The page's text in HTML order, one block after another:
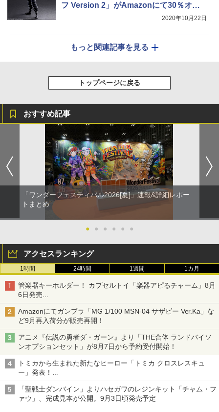
フ Version 2」がAmazonにて30％オフ
2020年10月22日
もっと関連記事を見る
トップページに戻る
おすすめ記事
「ワンダーフェスティバル2026[夏]」速報&詳細レポー
トまとめ
● ● ● ● ● ●
アクセスランキング
1時間 24時間 1週間 1カ月
管楽器キーホルダー！ カプセルトイ「楽器アピるチャーム」8月
6日発売
チューバ、テナサクなど5種各3色
Amazonにてガンプラ「MG 1/100 MSN-04 サザビー Ver.Ka」な
ど9月再入荷分が販売再開！
アニメ『伝説の勇者ダ・ガーン』より「THE合体 ランドバイソ
ンオプションセット」が8月7日から予約受付開始！
トミカから生まれた新たなヒーロー「トミカ クロスレスキュ
ー」発表！
詳細は後日公開予定
「聖戦士ダンバイン」よりハセガワのレジンキット「チャム・フ
ァウ」、完成見本が公開。9月3日頃発売予定